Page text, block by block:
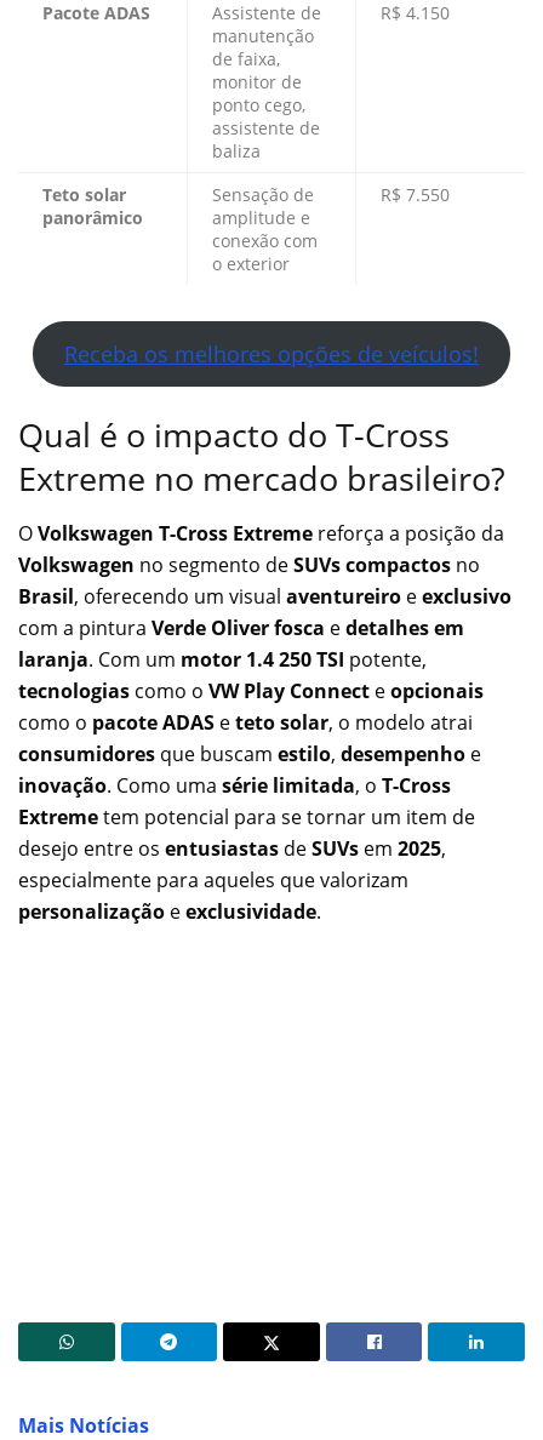
Pacote ADAS
Assistente de
manutenção
de faixa,
monitor de
ponto cego,
assistente de
baliza
R$ 4.150
Teto solar
panorâmico
Sensação de
amplitude e
conexão com
o exterior
R$ 7.550
Receba os melhores opções de veículos!
Qual é o impacto do T-Cross
Extreme no mercado brasileiro?
OVolkswagen T-Cross Extreme reforça a posição da
Volkswagen no segmento deSUVs compactos no
Brasil, oferecendo um visual aventureiro eexclusivo
com a pintura Verde Oliver fosca edetalhes em
laranja. Com um motor 1.4 250 TSI potente,
tecnologias como o VW Play Connect eopcionais
como o pacote ADAS eteto solar, o modelo atrai
consumidores que buscam estilo, desempenho e
inovação. Como uma série limitada, o T-Cross
Extremetem potencial para se tornar um item de
desejo entre os entusiastas deSUVs em 2025,
especialmente para aqueles que valorizam
personalização eexclusividade.
Mais Notícias